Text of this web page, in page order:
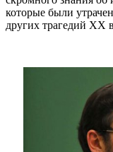
которые были
других трагедий XX